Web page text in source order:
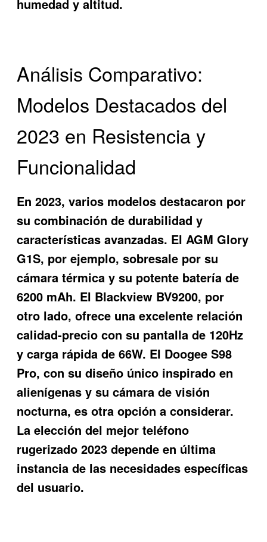
humedad y altitud.
Análisis Comparativo:
Modelos Destacados del
2023 en Resistencia y
Funcionalidad
En 2023, varios modelos destacaron por
su combinación de durabilidad y
características avanzadas. El AGM Glory
G1S, por ejemplo, sobresale por su
cámara térmica y su potente batería de
6200 mAh. El Blackview BV9200, por
otro lado, ofrece una excelente relación
calidad-precio con su pantalla de 120Hz
y carga rápida de 66W. El Doogee S98
Pro, con su diseño único inspirado en
alienígenas y su cámara de visión
nocturna, es otra opción a considerar.
La elección del mejor teléfono
rugerizado 2023 depende en última
instancia de las necesidades específicas
del usuario.